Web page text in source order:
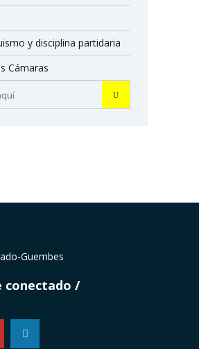
y disciplina partidaria
Cámaras
conectado